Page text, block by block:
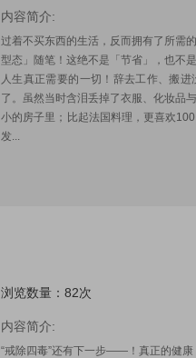
内容简介:
过着不买东西的生活，反而拥有了所需
型态」随笔！这绝不是「节省」，也不
人生真正需要的一切！辞去工作、搬
了。虽然当时含泪丢掉了衣服、化妆品
小的房子里；比起法国料理，更喜欢
发...
浏览数量：82次
内容简介:
“戒除四毒”还有下一步——！真正的健康